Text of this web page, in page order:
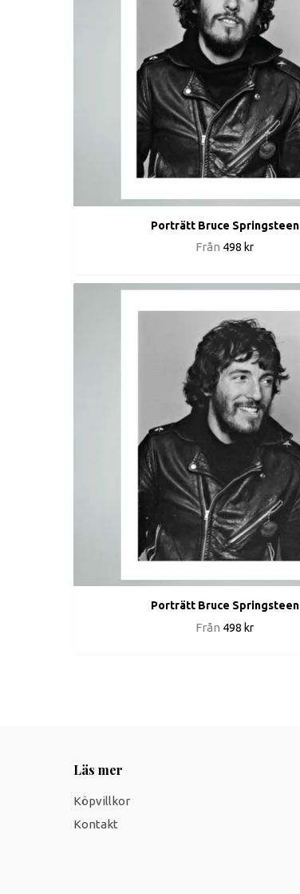
Porträtt Bruce Springsteen
Från 498 kr
Porträtt Bruce Springsteen
Från 498 kr
Läs mer
Köpvillkor
Kontakt